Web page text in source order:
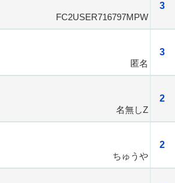
3
FC2USER716797MPW
3
匿名
2
名無しZ
2
ちゅうや